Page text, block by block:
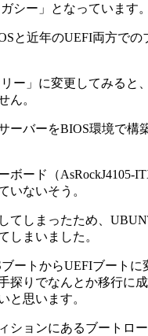
シー」となっています。
と近年のUEFI両方での
ー」に変更してみると
ん。
ーバーをBIOS環境で構
ボード（AsRockJ4105-
いないそう。
てしまったため、
しまいました。
ートからUEFIブートに
探りでなんとか移行に
と思います。
ションにあるブートロ